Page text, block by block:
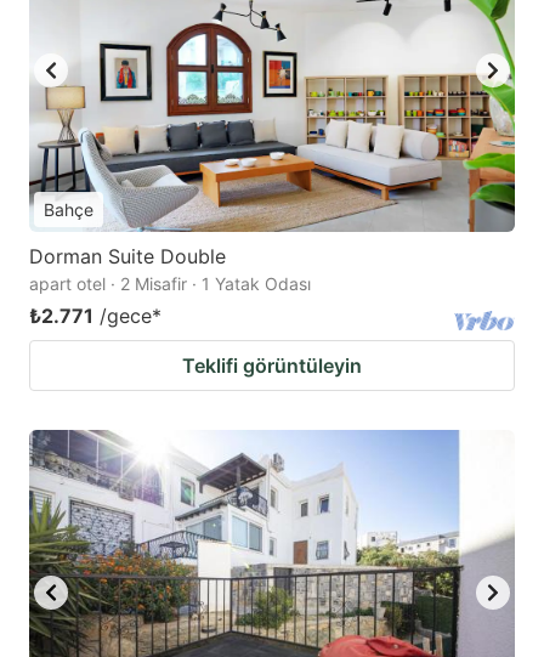
Bahçe
Dorman Suite Double
apart otel · 2 Misafir · 1 Yatak Odası
₺2.771 /gece*
Teklifi görüntüleyin